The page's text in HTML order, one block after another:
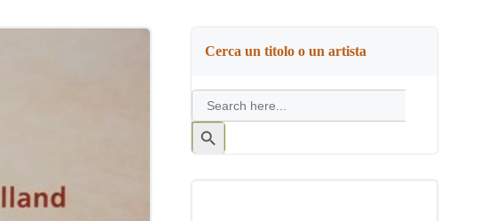
Cerca un titolo o un artista
Search
for:
Search
Button